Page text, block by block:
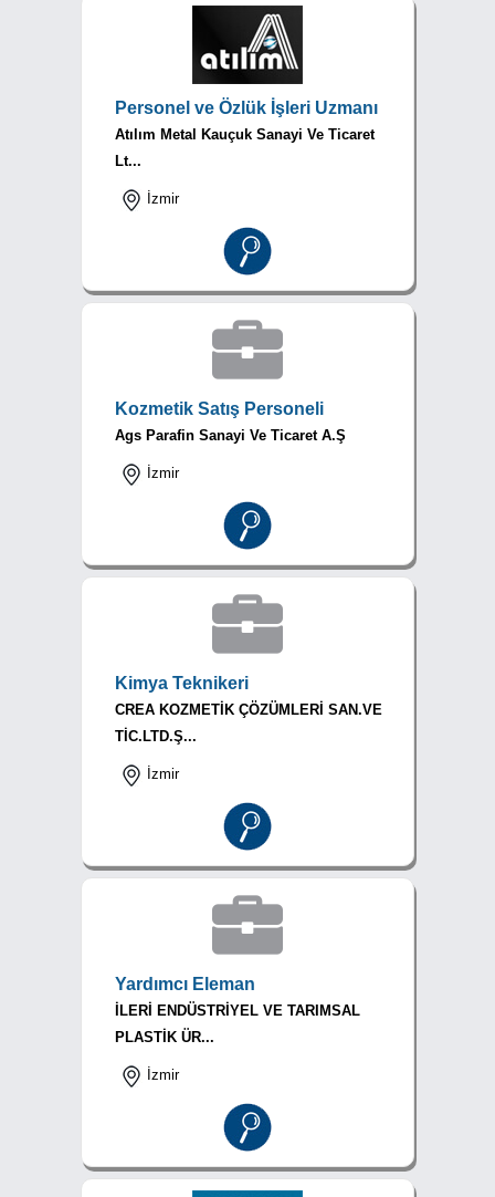
Personel ve Özlük İşleri Uzmanı
Atılım Metal Kauçuk Sanayi Ve Ticaret
Lt...
İzmir
Kozmetik Satış Personeli
Ags Parafin Sanayi Ve Ticaret A.Ş
İzmir
Kimya Teknikeri
CREA KOZMETİK ÇÖZÜMLERİ SAN.VE
TİC.LTD.Ş...
İzmir
Yardımcı Eleman
İLERİ ENDÜSTRİYEL VE TARIMSAL
PLASTİK ÜR...
İzmir